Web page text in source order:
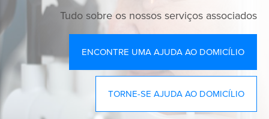
Tudo sobre os nossos serviços associados
ENCONTRE UMA AJUDA AO DOMICÍLIO
TORNE-SE AJUDA AO DOMICÍLIO